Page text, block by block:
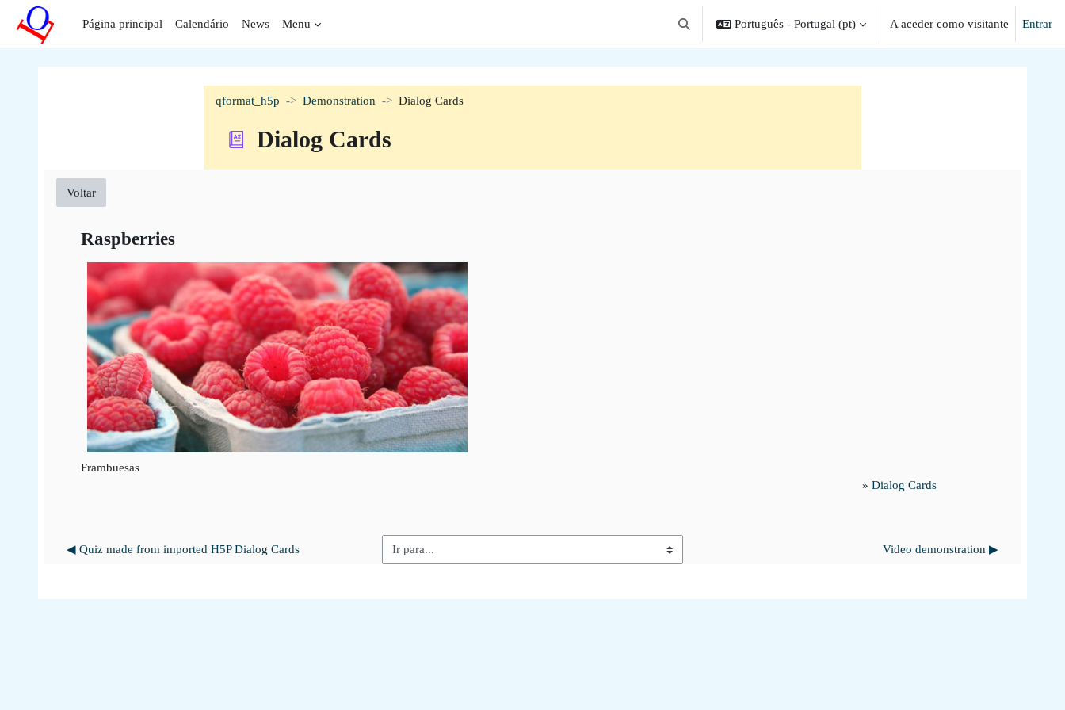
Ir para o conteúdo principal
Página principal
Calendário News Menu
Alternar a entrada da pesquisa
Português - Portugal ‎(pt)‎ A aceder como visitante Entrar
qformat_h5p Demonstration Dialog Cards
Dialog Cards
Voltar
Raspberries
Frambuesas
» Dialog Cards
◀︎ Quiz made from imported H5P Dialog Cards
Ir para...
Video demonstration ▶︎